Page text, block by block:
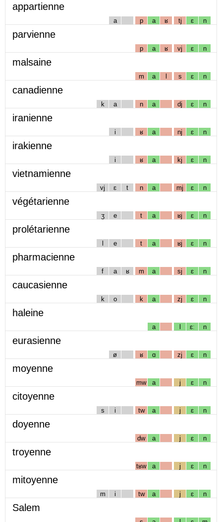
appartienne
a p a ʁ tj ɛ n
parvienne
p a ʁ vj ɛ n
malsaine
m a l s ɛ n
canadienne
k a n a dj ɛ n
iranienne
i ʁ a nj ɛ n
irakienne
i ʁ a kj ɛ n
vietnamienne
vj ɛ t n a mj ɛ n
végétarienne
ʒ e t a ʁj ɛ n
prolétarienne
l e t a ʁj ɛ n
pharmacienne
f a ʁ m a sj ɛ n
caucasienne
k o k a zj ɛ n
haleine
a l ɛː n
eurasienne
ø ʁ ɑ zj ɛ n
moyenne
mw a j ɛ n
citoyenne
s i tw a j ɛ n
doyenne
dw a j ɛ n
troyenne
tʁw a j ɛ n
mitoyenne
m i tw a j ɛ n
Salem